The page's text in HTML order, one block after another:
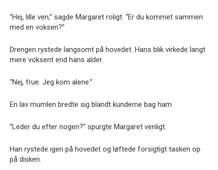
“Hej, lille ven,” sagde Margaret roligt. “Er du kommet sammen
med en voksen?”
Drengen rystede langsomt på hovedet. Hans blik virkede langt
mere voksent end hans alder.
“Nej, frue. Jeg kom alene.”
En lav mumlen bredte sig blandt kunderne bag ham.
“Leder du efter nogen?” spurgte Margaret venligt.
Han rystede igen på hovedet og løftede forsigtigt tasken op
på disken.